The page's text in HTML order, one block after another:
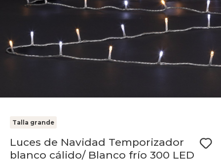
Talla grande
Luces de Navidad Temporizador
blanco cálido/ Blanco frío 300 LED